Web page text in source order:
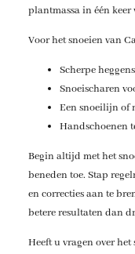
plantmassa in één keer
Voor het snoeien van
Scherpe
Snoeischaren
Een snoeilijn of
Handschoenen
Begin altijd met het
beneden toe. Stap
en correcties aan te
betere resultaten dan
Heeft u vragen over